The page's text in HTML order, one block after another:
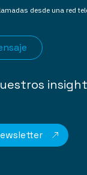
desde una red